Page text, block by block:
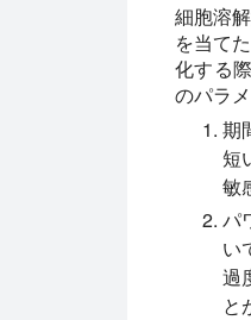
細胞溶
を当て
化する
のパラ
期
短
敏
パ
い
過
と